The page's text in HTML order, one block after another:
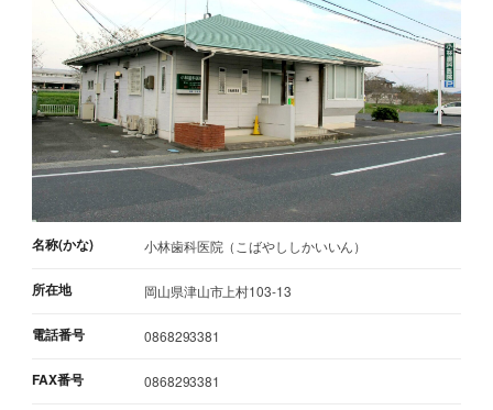
名称(かな) 小林歯科医院（こばやししかいいん）
所在地 岡山県津山市上村103-13
電話番号 0868293381
FAX番号 0868293381